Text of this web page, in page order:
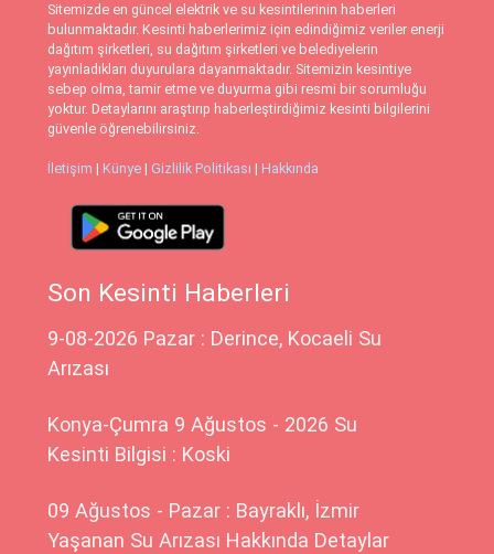
Sitemizde en güncel elektrik ve su kesintilerinin haberleri
bulunmaktadır. Kesinti haberlerimiz için edindiğimiz veriler enerji
dağıtım şirketleri, su dağıtım şirketleri ve belediyelerin
yayınladıkları duyurulara dayanmaktadır. Sitemizin kesintiye
sebep olma, tamir etme ve duyurma gibi resmi bir sorumluğu
yoktur. Detaylarını araştırıp haberleştirdiğimiz kesinti bilgilerini
güvenle öğrenebilirsiniz.
İletişim | Künye | Gizlilik Politikası | Hakkında
Son Kesinti Haberleri
9-08-2026 Pazar : Derince, Kocaeli Su
Arızası
Konya-Çumra 9 Ağustos - 2026 Su
Kesinti Bilgisi : Koski
09 Ağustos - Pazar : Bayraklı, İzmir
Yaşanan Su Arızası Hakkında Detaylar